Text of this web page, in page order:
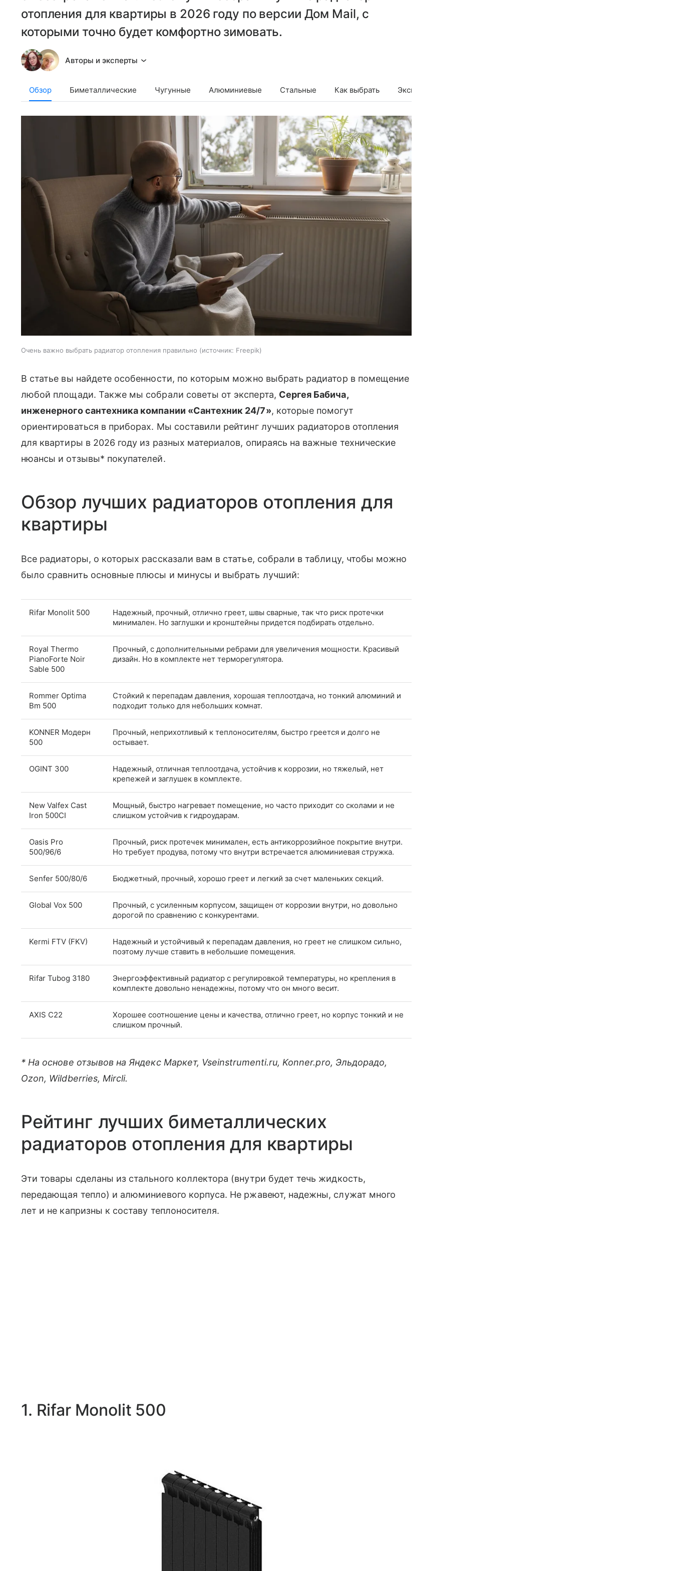
отопления для квартиры в 2026 году по версии Дом Mail, с
которыми точно будет комфортно зимовать.
Авторы и эксперты
Обзор Биметаллические Чугунные Алюминиевые Стальные Как выбрать Эксперт
Очень важно выбрать радиатор отопления правильно источник: Freepik
В статье вы найдете особенности, по которым можно выбрать радиатор в помещение
любой площади. Также мы собрали советы от эксперта, Сергея Бабича,
инженерного сантехника компании «Сантехник 24/7», которые помогут
ориентироваться в приборах. Мы составили рейтинг лучших радиаторов отопления
для квартиры в 2026 году из разных материалов, опираясь на важные технические
нюансы и отзывы* покупателей.
Обзор лучших радиаторов отопления для
квартиры
Все радиаторы, о которых рассказали вам в статье, собрали в таблицу, чтобы можно
было сравнить основные плюсы и минусы и выбрать лучший:
Rifar Monolit 500
Надежный, прочный, отлично греет, швы сварные, так что риск протечки
минимален. Но заглушки и кронштейны придется подбирать отдельно.
Royal Thermo
PianoForte Noir
Sable 500
Прочный, с дополнительными ребрами для увеличения мощности. Красивый
дизайн. Но в комплекте нет терморегулятора.
Rommer Optima
Bm 500
Стойкий к перепадам давления, хорошая теплоотдача, но тонкий алюминий и
подходит только для небольших комнат.
KONNER Модерн
500
Прочный, неприхотливый к теплоносителям, быстро греется и долго не
остывает.
OGINT 300
Надежный, отличная теплоотдача, устойчив к коррозии, но тяжелый, нет
крепежей и заглушек в комплекте.
New Valfex Cast
Iron 500CI
Мощный, быстро нагревает помещение, но часто приходит со сколами и не
слишком устойчив к гидроударам.
Oasis Pro
500/96/6
Прочный, риск протечек минимален, есть антикоррозийное покрытие внутри.
Но требует продува, потому что внутри встречается алюминиевая стружка.
Senfer 500/80/6 Бюджетный, прочный, хорошо греет и легкий за счет маленьких секций.
Global Vox 500
Прочный, с усиленным корпусом, защищен от коррозии внутри, но довольно
дорогой по сравнению с конкурентами.
Kermi FTV (FKV)
Надежный и устойчивый к перепадам давления, но греет не слишком сильно,
поэтому лучше ставить в небольшие помещения.
Rifar Tubog 3180
Энергоэффективный радиатор с регулировкой температуры, но крепления в
комплекте довольно ненадежны, потому что он много весит.
AXIS C22
Хорошее соотношение цены и качества, отлично греет, но корпус тонкий и не
слишком прочный.
* На основе отзывов на Яндекс Маркет, Vseinstrumenti.ru, Konner.pro, Эльдорадо,
Ozon, Wildberries, Mircli.
Рейтинг лучших биметаллических
радиаторов отопления для квартиры
Эти товары сделаны из стального коллектора (внутри будет течь жидкость,
передающая тепло) и алюминиевого корпуса. Не ржавеют, надежны, служат много
лет и не капризны к составу теплоносителя.
1. Rifar Monolit 500